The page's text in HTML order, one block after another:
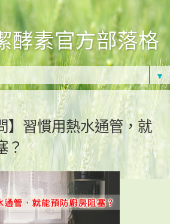
酵素官方部落格
▼
】習慣用熱水通管，就
？